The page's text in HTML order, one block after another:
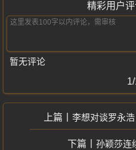
精彩用户
暂无评论
李想对谈罗永
孙颖莎连